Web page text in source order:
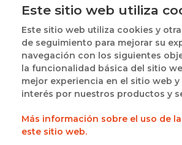
Plaza de México, 1
(junto a Polideportivo
47014 Valladolid
983 395 731
Horario
Lunes a Viernes 9:00h a
Lunes a Jueves 17:00h a
Este sitio web utiliza
Este sitio web utiliza cookies y
de seguimiento para mejorar su
navegación con los siguientes
la funcionalidad básica del sitio
mejor experiencia en el sitio web y
interés por nuestros productos y
Más información sobre el uso de
este sitio web.